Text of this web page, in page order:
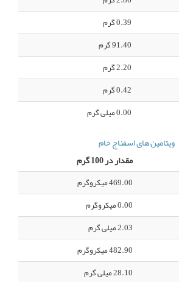
0.39 گرم
91.40 گرم
2.20 گرم
0.42 گرم
0.00 میلی گرم
ویتامین های اسفناج خام
مقدار در 100 گرم
469.00 میکروگرم
0.00 میکروگرم
2.03 میلی گرم
482.90 میکروگرم
28.10 میلی گرم